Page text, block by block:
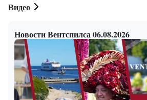
Видео
Новости Вентспилса 06.08.2026